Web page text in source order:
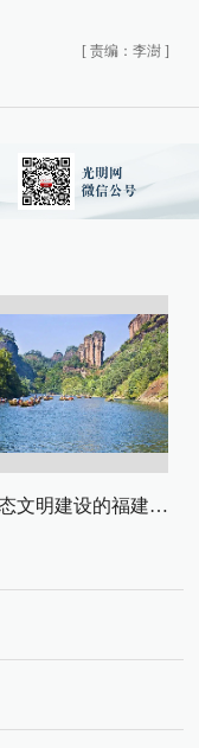
[ 责编：李澍 ]
数字生态文明建设的福建路径与启示